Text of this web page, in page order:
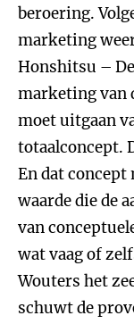
beroering.
marketing
Honshitsu –
marketing van
moet uitgaan
totaalconcept.
En dat concept
waarde die de
van
wat vaag of
Wouters het
schuwt de